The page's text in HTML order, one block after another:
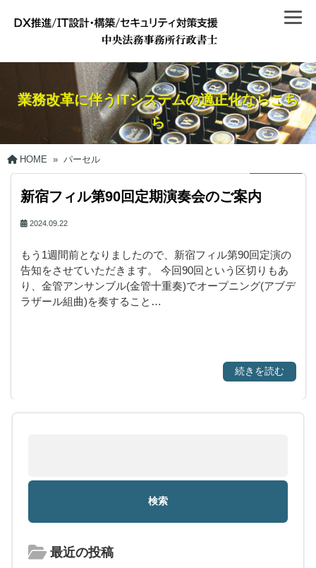
業務改革に伴うITシステムの適正化ならこち
ら
HOME » パーセル
新宿フィル第90回定期演奏会のご案内
2024.09.22
もう1週間前となりましたので、新宿フィル第90回定演の
告知をさせていただきます。 今回90回という区切りもあ
り、金管アンサンブル(金管十重奏)でオープニング(アブデ
ラザール組曲)を奏すること…
続きを読む
最近の投稿